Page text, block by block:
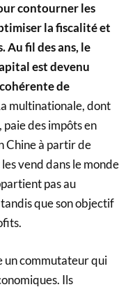
contourner les
la fiscalité et
Au fil des ans, le
est devenu
de
multinationale, dont
paie des impôts en
Chine à partir de
vend dans le monde
pas au
que son objectif
un commutateur qui
Ils